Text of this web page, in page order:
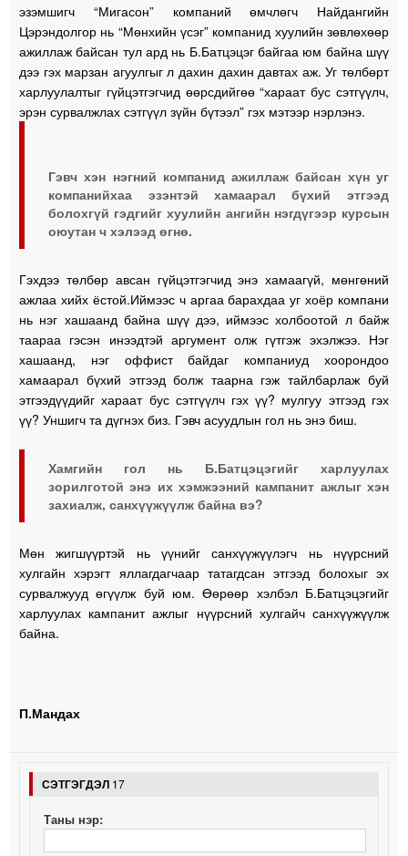
эзэмшигч “Мигасон” компаний өмчлөгч Найдангийн
Цэрэндолгор нь “Мөнхийн үсэг” компанид хуулийн зөвлөхөөр
ажиллаж байсан тул ард нь Б.Батцэцэг байгаа юм байна шүү
дээ гэх марзан агуулгыг л дахин дахин давтах аж. Уг төлбөрт
харлуулалтыг гүйцэтгэгчид өөрсдийгөө “хараат бус сэтгүүлч,
эрэн сурвалжлах сэтгүүл зүйн бүтээл” гэх мэтээр нэрлэнэ.
Гэвч хэн нэгний компанид ажиллаж байсан хүн уг
компанийхаа эзэнтэй хамаарал бүхий этгээд
болохгүй гэдгийг хуулийн ангийн нэгдүгээр курсын
оюутан ч хэлээд өгнө.
Гэхдээ төлбөр авсан гүйцэтгэгчид энэ хамаагүй, мөнгөний
ажлаа хийх ёстой.Иймээс ч аргаа барахдаа уг хоёр компани
нь нэг хашаанд байна шүү дээ, иймээс холбоотой л байж
таараа гэсэн инээдтэй аргумент олж гүтгэж эхэлжээ. Нэг
хашаанд, нэг оффист байдаг компаниуд хоорондоо
хамаарал бүхий этгээд болж таарна гэж тайлбарлаж буй
этгээдүүдийг хараат бус сэтгүүлч гэх үү? мулгуу этгээд гэх
үү? Уншигч та дүгнэх биз. Гэвч асуудлын гол нь энэ биш.
Хамгийн гол нь Б.Батцэцэгийг харлуулах
зорилготой энэ их хэмжээний кампанит ажлыг хэн
захиалж, санхүүжүүлж байна вэ?
Мөн жигшүүртэй нь үүнийг санхүүжүүлэгч нь нүүрсний
хулгайн хэрэгт яллагдагчаар татагдсан этгээд болохыг эх
сурвалжууд өгүүлж буй юм. Өөрөөр хэлбэл Б.Батцэцэгийг
харлуулах кампанит ажлыг нүүрсний хулгайч санхүүжүүлж
байна.
П.Мандах
СЭТГЭГДЭЛ 17
Таны нэр: